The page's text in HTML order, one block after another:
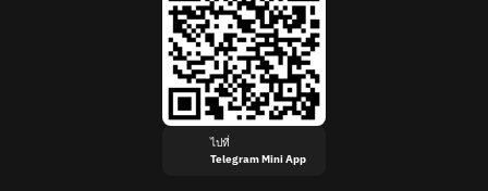
ไปที่
Telegram Mini App